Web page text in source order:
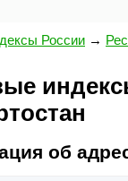
России →
об